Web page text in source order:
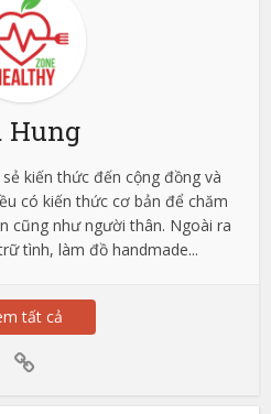
Hung
kiến thức đến cộng đồng và
có kiến thức cơ bản để chăm
cũng như người thân. Ngoài ra
tình, làm đồ handmade...
tất cả